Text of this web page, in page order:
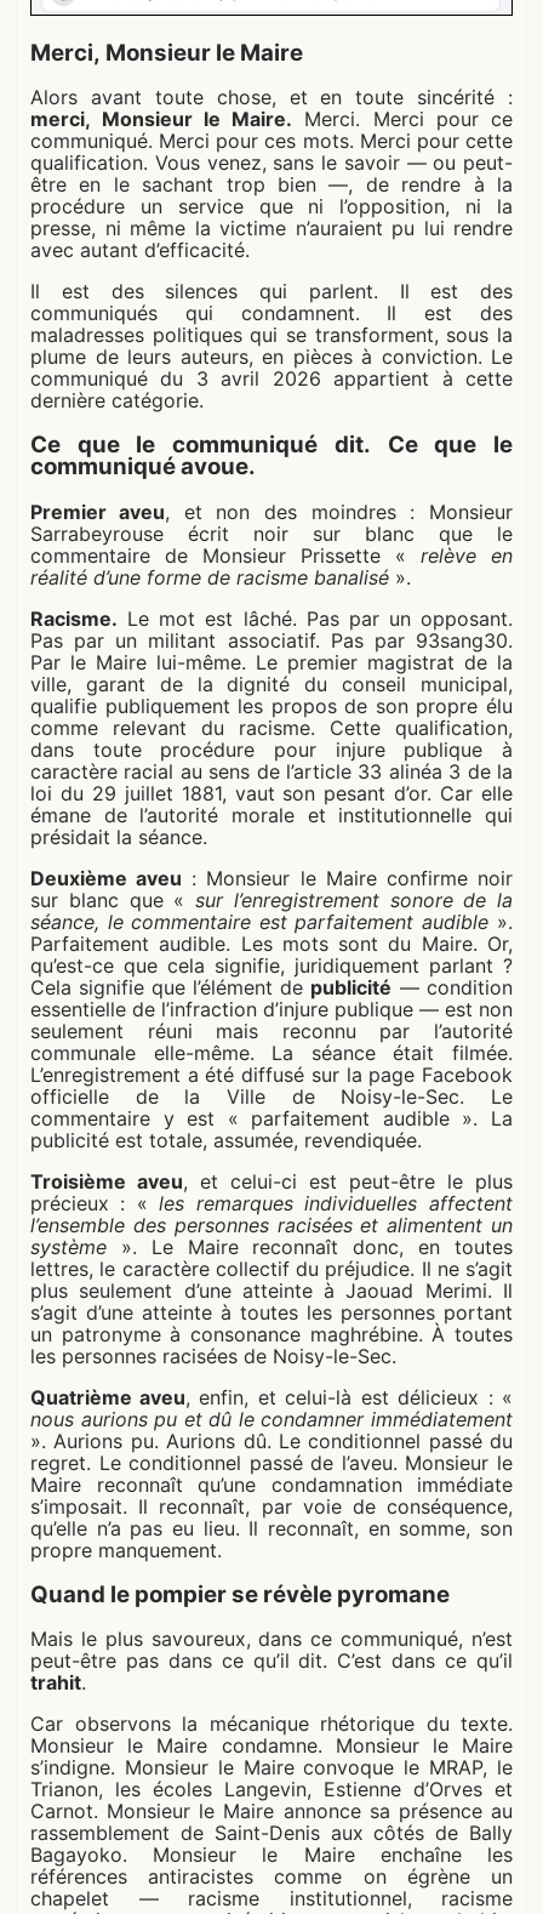
Merci, Monsieur le Maire
Alors avant toute chose, et en toute sincérité :
merci, Monsieur le Maire. Merci. Merci pour ce
communiqué. Merci pour ces mots. Merci pour cette
qualification. Vous venez, sans le savoir — ou peut-
être en le sachant trop bien —, de rendre à la
procédure un service que ni l’opposition, ni la
presse, ni même la victime n’auraient pu lui rendre
avec autant d’efficacité.
Il est des silences qui parlent. Il est des
communiqués qui condamnent. Il est des
maladresses politiques qui se transforment, sous la
plume de leurs auteurs, en pièces à conviction. Le
communiqué du 3 avril 2026 appartient à cette
dernière catégorie.
Ce que le communiqué dit. Ce que le
communiqué avoue.
Premier aveu, et non des moindres : Monsieur
Sarrabeyrouse écrit noir sur blanc que le
commentaire de Monsieur Prissette « relève en
réalité d’une forme de racisme banalisé ».
Racisme. Le mot est lâché. Pas par un opposant.
Pas par un militant associatif. Pas par 93sang30.
Par le Maire lui-même. Le premier magistrat de la
ville, garant de la dignité du conseil municipal,
qualifie publiquement les propos de son propre élu
comme relevant du racisme. Cette qualification,
dans toute procédure pour injure publique à
caractère racial au sens de l’article 33 alinéa 3 de la
loi du 29 juillet 1881, vaut son pesant d’or. Car elle
émane de l’autorité morale et institutionnelle qui
présidait la séance.
Deuxième aveu : Monsieur le Maire confirme noir
sur blanc que « sur l’enregistrement sonore de la
séance, le commentaire est parfaitement audible ».
Parfaitement audible. Les mots sont du Maire. Or,
qu’est-ce que cela signifie, juridiquement parlant ?
Cela signifie que l’élément de publicité — condition
essentielle de l’infraction d’injure publique — est non
seulement réuni mais reconnu par l’autorité
communale elle-même. La séance était filmée.
L’enregistrement a été diffusé sur la page Facebook
officielle de la Ville de Noisy-le-Sec. Le
commentaire y est « parfaitement audible ». La
publicité est totale, assumée, revendiquée.
Troisième aveu, et celui-ci est peut-être le plus
précieux : « les remarques individuelles affectent
l’ensemble des personnes racisées et alimentent un
système ». Le Maire reconnaît donc, en toutes
lettres, le caractère collectif du préjudice. Il ne s’agit
plus seulement d’une atteinte à Jaouad Merimi. Il
s’agit d’une atteinte à toutes les personnes portant
un patronyme à consonance maghrébine. À toutes
les personnes racisées de Noisy-le-Sec.
Quatrième aveu, enfin, et celui-là est délicieux : «
nous aurions pu et dû le condamner immédiatement
». Aurions pu. Aurions dû. Le conditionnel passé du
regret. Le conditionnel passé de l’aveu. Monsieur le
Maire reconnaît qu’une condamnation immédiate
s’imposait. Il reconnaît, par voie de conséquence,
qu’elle n’a pas eu lieu. Il reconnaît, en somme, son
propre manquement.
Quand le pompier se révèle pyromane
Mais le plus savoureux, dans ce communiqué, n’est
peut-être pas dans ce qu’il dit. C’est dans ce qu’il
trahit.
Car observons la mécanique rhétorique du texte.
Monsieur le Maire condamne. Monsieur le Maire
s’indigne. Monsieur le Maire convoque le MRAP, le
Trianon, les écoles Langevin, Estienne d’Orves et
Carnot. Monsieur le Maire annonce sa présence au
rassemblement de Saint-Denis aux côtés de Bally
Bagayoko. Monsieur le Maire enchaîne les
références antiracistes comme on égrène un
chapelet — racisme institutionnel, racisme